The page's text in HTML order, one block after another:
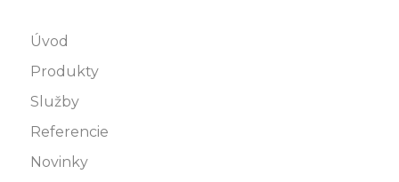
Úvod
Produkty
Služby
Referencie
Novinky